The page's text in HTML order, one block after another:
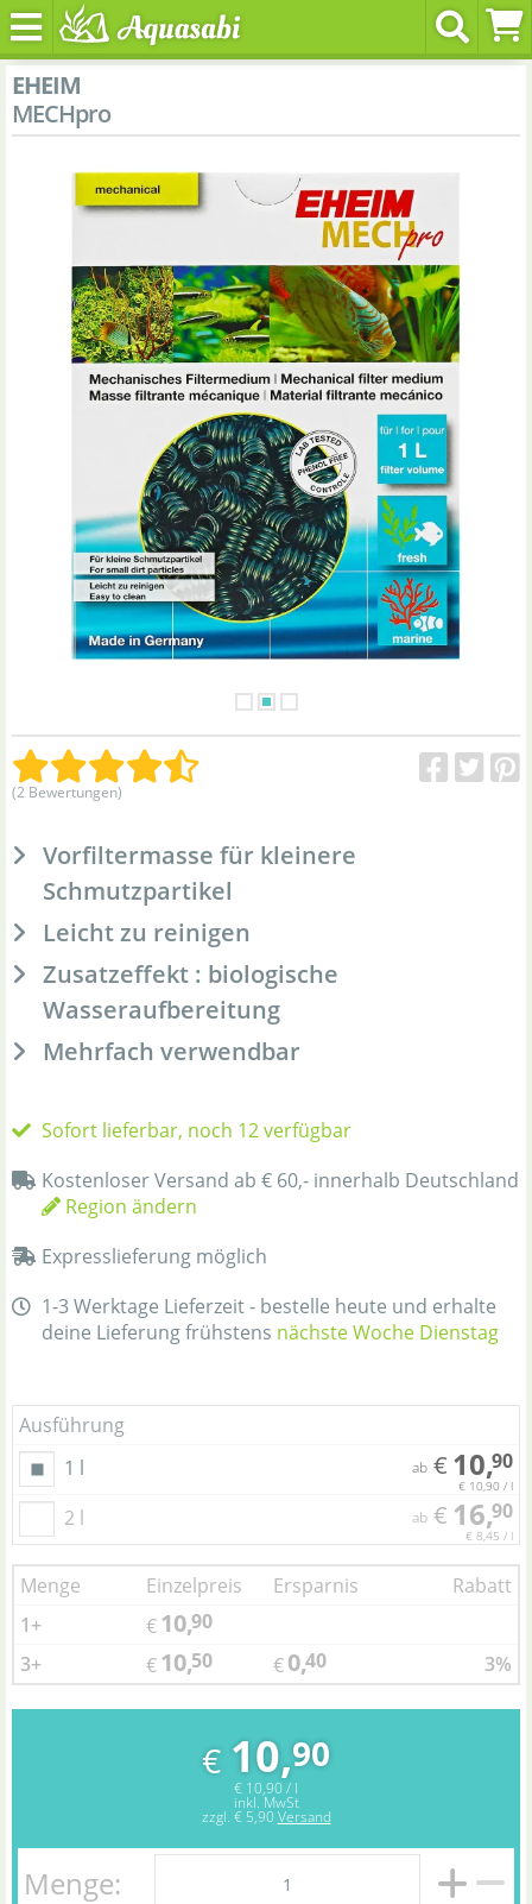
EHEIM
MECHpro
(2 Bewertungen)
Vorfiltermasse für kleinere
Schmutzpartikel
Leicht zu reinigen
Zusatzeffekt : biologische
Wasseraufbereitung
Mehrfach verwendbar
Sofort lieferbar, noch 12 verfügbar
Kostenloser Versand ab € 60,- innerhalb Deutschland
Region ändern
Expresslieferung möglich
1-3 Werktage Lieferzeit - bestelle heute und erhalte
deine Lieferung frühstens nächste Woche Dienstag
Ausführung
1 l
ab € 10,90
€ 10,90 / l
2 l ab € 16,90
€ 8,45 / l
Menge Einzelpreis Ersparnis
Rabatt
1+
€10,90
3+
€10,50 €0,40 3%
€ 10,90
€ 10,90 / l
inkl. MwSt
zzgl. € 5,90 Versand
Menge: